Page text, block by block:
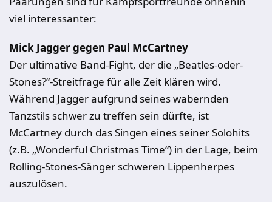
viel interessanter:
Mick Jagger gegen Paul McCartney
Der ultimative Band-Fight, der die „Beatles-oder-
Stones?“-Streitfrage für alle Zeit klären wird.
Während Jagger aufgrund seines wabernden
Tanzstils schwer zu treffen sein dürfte, ist
McCartney durch das Singen eines seiner Solohits
(z.B. „Wonderful Christmas Time“) in der Lage, beim
Rolling-Stones-Sänger schweren Lippenherpes
auszulösen.